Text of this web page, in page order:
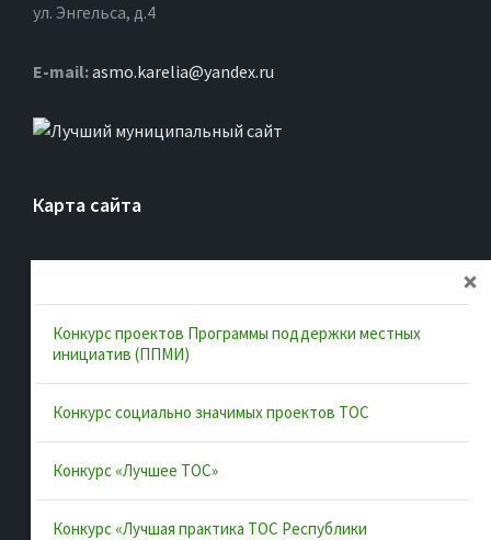
ул. Энгельса, д.4
Е-mail:asmo.karelia@yandex.ru
Карта сайта
Об ассоциации
Документы
Муниципальные образования
Конкурсы и лучшие практики
Контакты
Конкурс проектов Программы поддержки местных
инициатив (ППМИ)
Конкурс социально значимых проектов ТОС
Конкурс «Лучшее ТОС»
Конкурс «Лучшая практика ТОС Республики